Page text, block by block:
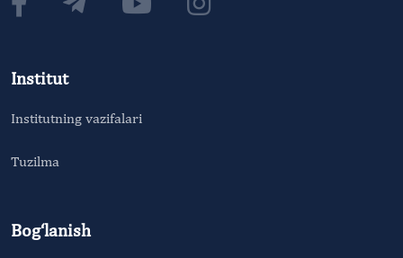
Institut
Institutning vazifalari
Tuzilma
Bog‘lanish